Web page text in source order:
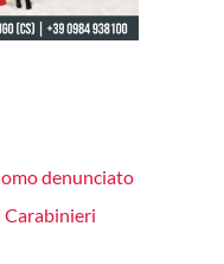
denunciato
Carabinieri